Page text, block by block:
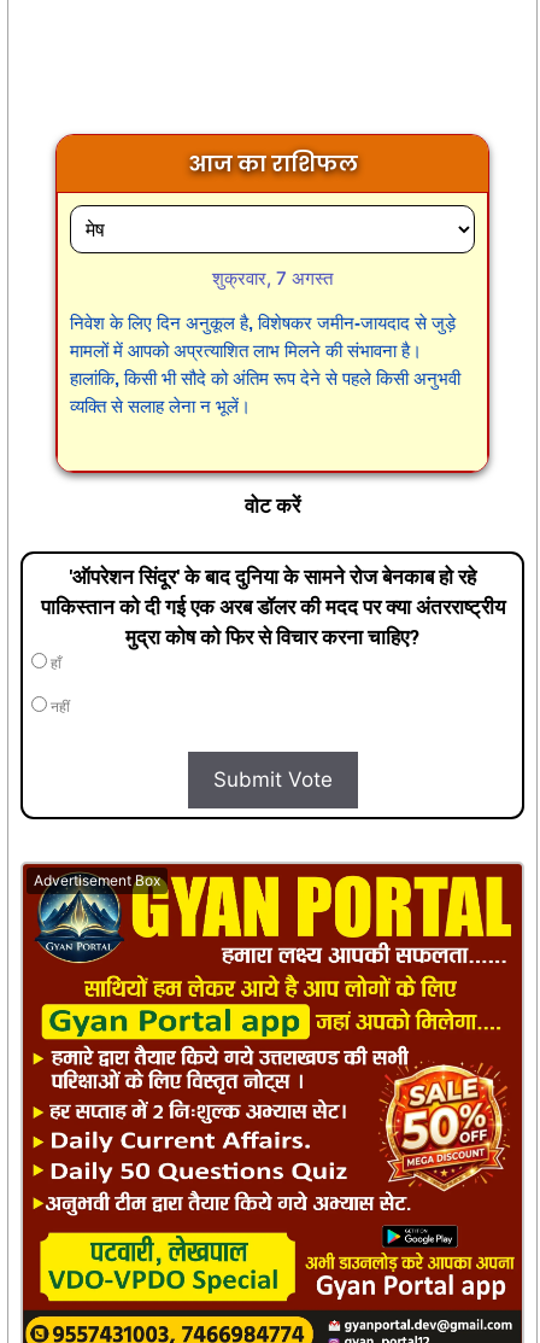
आज का राशिफल
शुक्रवार, 7 अगस्त
निवेश के लिए दिन अनुकूल है, विशेषकर जमीन-जायदाद से जुड़े
मामलों में आपको अप्रत्याशित लाभ मिलने की संभावना है।
हालांकि, किसी भी सौदे को अंतिम रूप देने से पहले किसी अनुभवी
व्यक्ति से सलाह लेना न भूलें।
वोट करें
'ऑपरेशन सिंदूर' के बाद दुनिया के सामने रोज बेनकाब हो रहे
पाकिस्तान को दी गई एक अरब डॉलर की मदद पर क्या अंतरराष्ट्रीय
मुद्रा कोष को फिर से विचार करना चाहिए?
हाँ
नहीं
Submit Vote
Advertisement Box